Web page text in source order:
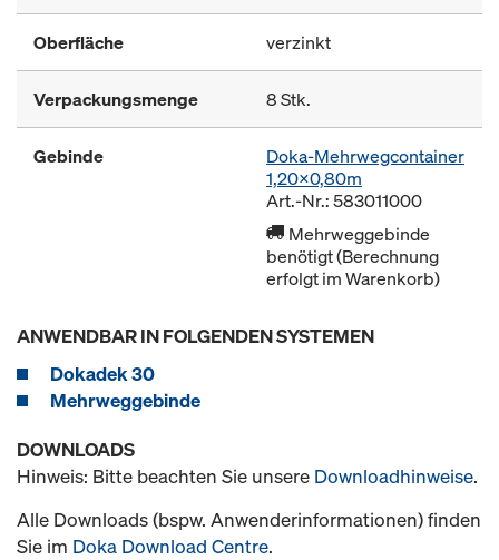
Oberfläche verzinkt
Verpackungsmenge 8 Stk.
Gebinde
Doka-Mehrwegcontainer
1,20x0,80m
Art.-Nr.: 583011000
Mehrweggebinde
benötigt (Berechnung
erfolgt im Warenkorb)
ANWENDBAR IN FOLGENDEN SYSTEMEN
Dokadek 30
Mehrweggebinde
DOWNLOADS
Hinweis: Bitte beachten Sie unsere Downloadhinweise.
Alle Downloads (bspw. Anwenderinformationen) finden
Sie im Doka Download Centre.